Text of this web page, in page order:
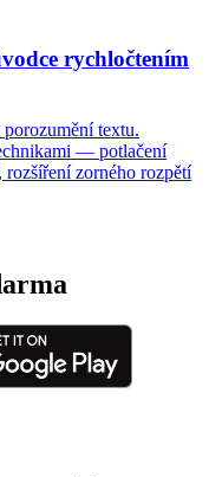
rychločtením
textu.
— potlačení
zorného rozpětí